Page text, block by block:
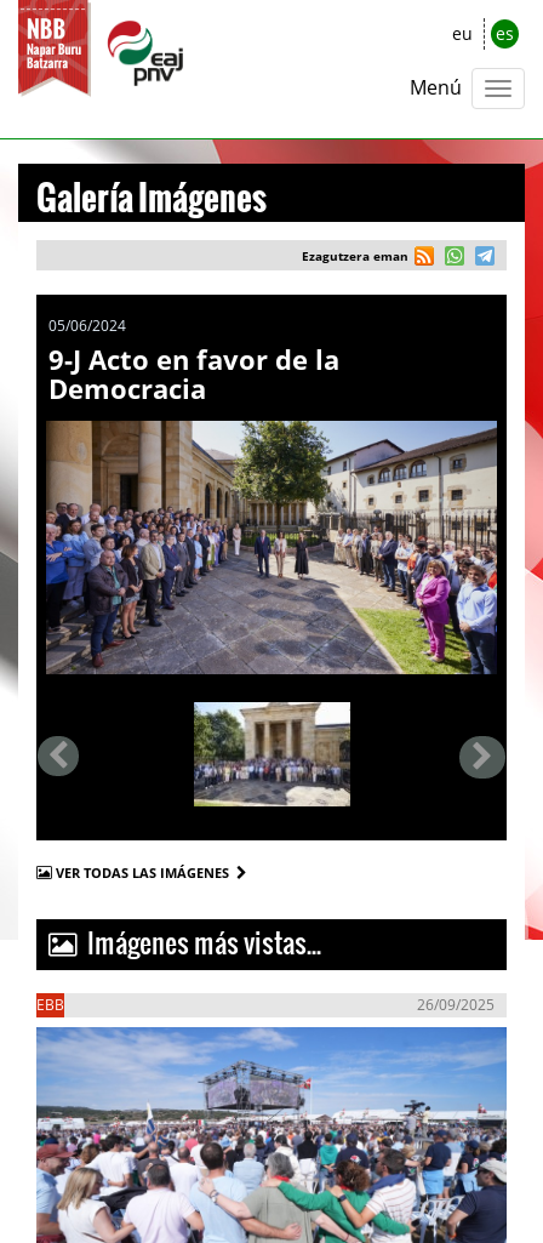
eu es
Menú
Galería Imágenes
Ezagutzera eman
05/06/2024
9-J Acto en favor de la
Democracia
VER TODAS LAS IMÁGENES
Imágenes más vistas...
EBB 26/09/2025